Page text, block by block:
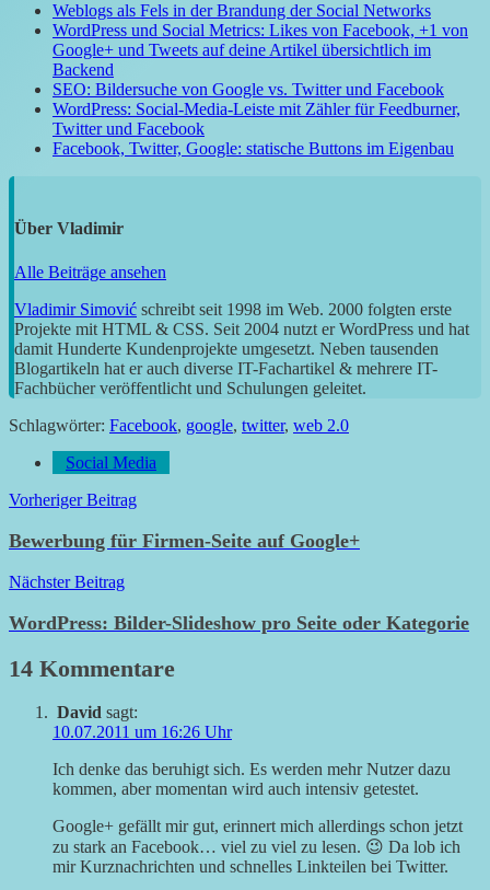
Weblogs als Fels in der Brandung der Social Networks
WordPress und Social Metrics: Likes von Facebook, +1 von
Google+ und Tweets auf deine Artikel übersichtlich im
Backend
SEO: Bildersuche von Google vs. Twitter und Facebook
WordPress: Social-Media-Leiste mit Zähler für Feedburner,
Twitter und Facebook
Facebook, Twitter, Google: statische Buttons im Eigenbau
Über Vladimir
Alle Beiträge ansehen
Vladimir Simović schreibt seit 1998 im Web. 2000 folgten erste
Projekte mit HTML & CSS. Seit 2004 nutzt er WordPress und hat
damit Hunderte Kundenprojekte umgesetzt. Neben tausenden
Blogartikeln hat er auch diverse IT-Fachartikel & mehrere IT-
Fachbücher veröffentlicht und Schulungen geleitet.
Schlagwörter: Facebook, google, twitter, web 2.0
Social Media
Beitragsnavigation
Vorheriger Beitrag
Bewerbung für Firmen-Seite auf Google+
Nächster Beitrag
WordPress: Bilder-Slideshow pro Seite oder Kategorie
14 Kommentare
David sagt:
10.07.2011 um 16:26 Uhr
Ich denke das beruhigt sich. Es werden mehr Nutzer dazu
kommen, aber momentan wird auch intensiv getestet.
Google+ gefällt mir gut, erinnert mich allerdings schon jetzt
zu stark an Facebook… viel zu viel zu lesen. 😉 Da lob ich
mir Kurznachrichten und schnelles Linkteilen bei Twitter.